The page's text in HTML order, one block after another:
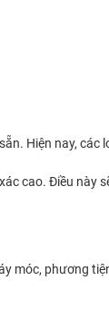
Hiện nay, các
cao. Điều này
móc, phương